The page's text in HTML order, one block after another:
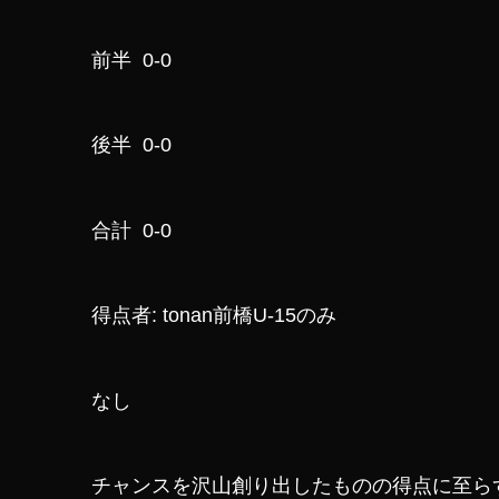
前半 0-0
後半 0-0
合計 0-0
得点者: tonan前橋U-15のみ
なし
チャンスを沢山創り出したものの得点に至ら